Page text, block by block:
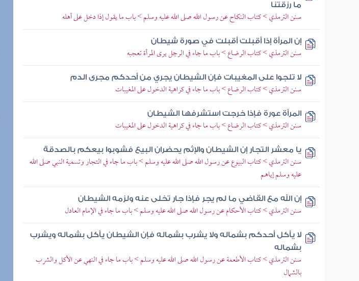
ما رزقتنا
سنن الترمذي > كتاب النكاح عن رسول الله صلى الله عليه وسلم > باب ما يقول إذا دخل على أهله
إن المرأة إذا أقبلت أقبلت في صورة شيطان
سنن الترمذي > كتاب الرضاع > باب ما جاء في الرجل يرى المرأة تعجبه
لا تلجوا على المغيبات فإن الشيطان يجري من أحدكم مجرى الدم
سنن الترمذي > كتاب الرضاع > باب ما جاء في كراهية الدخول على المغيبات
المرأة عورة فإذا خرجت استشرفها الشيطان
سنن الترمذي > كتاب الرضاع > باب ما جاء في كراهية الدخول على المغيبات
يا معشر التجار إن الشيطان والإثم يحضران البيع فشوبوا بيعكم بالصدقة
سنن الترمذي > كتاب البيوع عن رسول الله صلى الله عليه وسلم > باب ما جاء في التجار وتسمية النبي صلى الله
عليه وسلم إياهم
إن الله مع القاضي ما لم يجر فإذا جار تخلى عنه ولزمه الشيطان
سنن الترمذي > كتاب الأحكام عن رسول الله صلى الله عليه وسلم > باب ما جاء في الإمام العادل
لا يأكل أحدكم بشماله ولا يشرب بشماله فإن الشيطان يأكل بشماله ويشرب
بشماله
سنن الترمذي > كتاب الأطعمة عن رسول الله صلى الله عليه وسلم > باب ما جاء في النهي عن الأكل والشرب
بالشمال